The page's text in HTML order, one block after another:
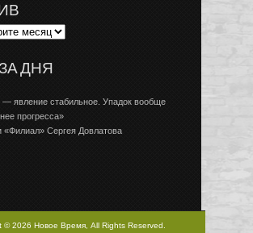
ДНЯ
— явление стабильное. Упадок вообще
прогресса»
«Филиал» Сергея Довлатова
© 2026 Новое Время, All Rights Reserved.